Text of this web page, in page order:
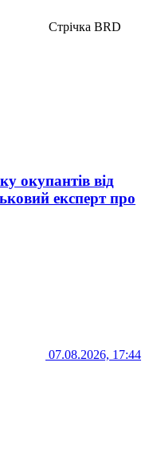
Стрічка BRD
окупантів від
експерт про
07.08.2026, 17:44